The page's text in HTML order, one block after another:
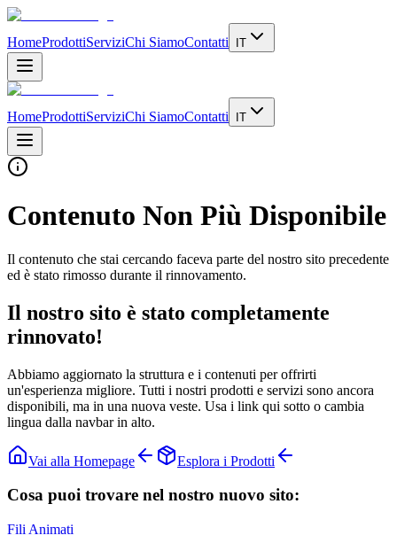
HomeProdottiServiziChi SiamoContatti IT
HomeProdottiServiziChi SiamoContatti IT
Contenuto Non Più Disponibile
Il contenuto che stai cercando faceva parte del nostro sito precedente
ed è stato rimosso durante il rinnovamento.
Il nostro sito è stato completamente
rinnovato!
Abbiamo aggiornato la struttura e i contenuti per offrirti
un'esperienza migliore. Tutti i nostri prodotti e servizi sono ancora
disponibili, ma in una nuova veste. Usa i link qui sotto o cambia
lingua dalla navbar in alto.
Vai alla Homepage Esplora i Prodotti
Cosa puoi trovare nel nostro nuovo sito:
Fili Animati